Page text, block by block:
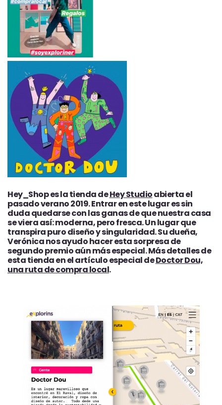
Hey_Shop es la tienda deHey Studioabierta el
pasado verano 2019. Entrar en este lugar es sin
duda quedarse con las ganas de que nuestra casa
se viera así: moderna, pero fresca. Un lugar que
transpira puro diseño y singularidad. Su dueña,
Verónica nos ayudo hacer esta sorpresa de
segundo premio aún más especial. Más detalles de
esta tienda en el artículo especial deDoctor Dou,
una ruta de compra local.